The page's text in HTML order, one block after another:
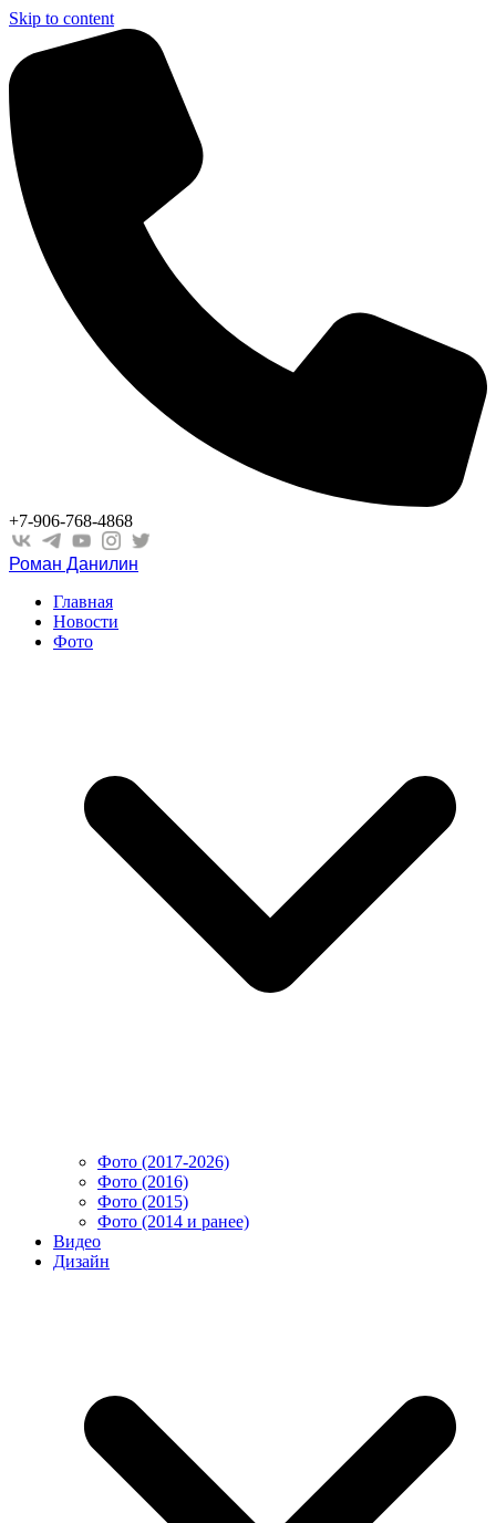
Skip to content
+7-906-768-4868
Роман Данилин
Главная
Новости
Фото
Фото (2017-2026)
Фото (2016)
Фото (2015)
Фото (2014 и ранее)
Видео
Дизайн